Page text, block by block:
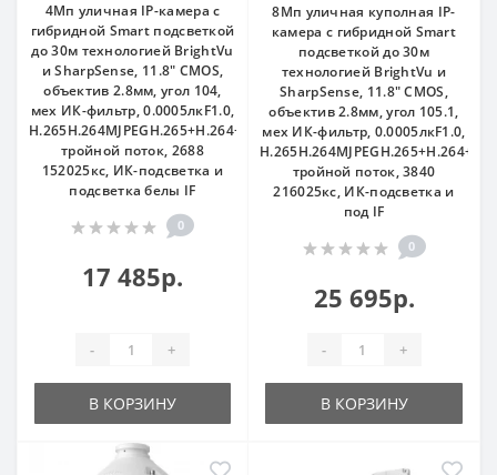
4Мп уличная IP-камера с
гибридной Smart подсветкой
до 30м технологией BrightVu
и SharpSense, 11.8" CMOS,
объектив 2.8мм, угол 104,
мех ИК-фильтр, 0.0005лкF1.0,
H.265H.264MJPEGH.265+H.264+,
тройной поток, 2688
152025кс, ИК-подсветка и
подсветка белы IF
0
17 485р.
- +
В КОРЗИНУ
8Мп уличная куполная IP-
камера с гибридной Smart
подсветкой до 30м
технологией BrightVu и
SharpSense, 11.8" CMOS,
объектив 2.8мм, угол 105.1,
мех ИК-фильтр, 0.0005лкF1.0,
H.265H.264MJPEGH.265+H.264+,
тройной поток, 3840
216025кс, ИК-подсветка и
под IF
0
25 695р.
- +
В КОРЗИНУ